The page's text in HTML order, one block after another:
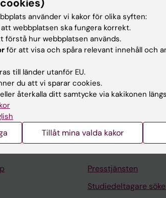
09
Presstjänsten
Studiedeltagare
använder vi kakor för olika syften:
webbplatsen ska fungera korrekt.
förstå hur webbplatsen används.
för att visa och spåra relevant innehåll och
till länder utanför EU.
du att vi sparar cookies.
återkalla ditt samtycke via kakikonen
Tillåt mina valda kakor